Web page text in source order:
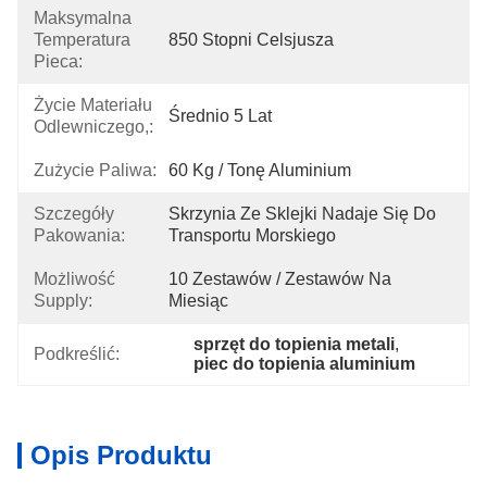
Maksymalna
Temperatura
Pieca:
850 Stopni Celsjusza
Życie Materiału
Odlewniczego,:
Średnio 5 Lat
Zużycie Paliwa: 60 Kg / Tonę Aluminium
Szczegóły
Pakowania:
Skrzynia Ze Sklejki Nadaje Się Do
Transportu Morskiego
Możliwość
Supply:
10 Zestawów / Zestawów Na
Miesiąc
Podkreślić:
sprzęt do topienia metali,
piec do topienia aluminium
Opis Produktu